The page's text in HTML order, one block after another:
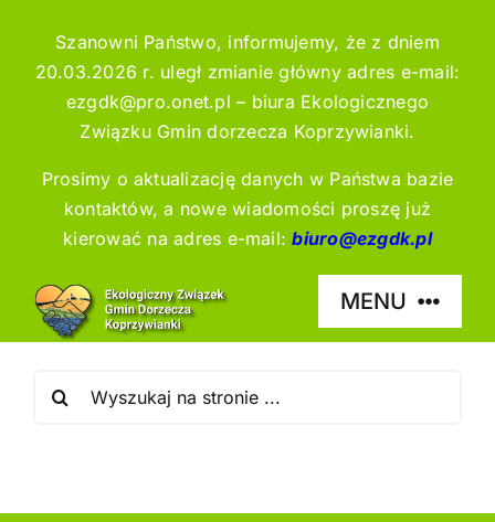
zawartości
Szanowni Państwo, informujemy, że z dniem
20.03.2026 r. uległ zmianie główny adres e-mail:
ezgdk@pro.onet.pl – biura Ekologicznego
Związku Gmin dorzecza Koprzywianki.
Prosimy o aktualizację danych w Państwa bazie
kontaktów, a nowe wiadomości proszę już
kierować na adres e-mail: biuro@ezgdk.pl
MENU
EZGDK